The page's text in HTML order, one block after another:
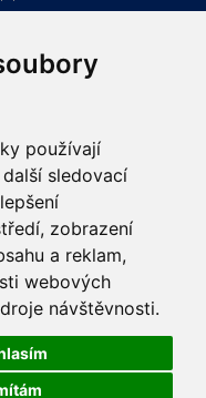
používají
sledovací
zobrazení
a reklam,
webových
návštěvnosti.